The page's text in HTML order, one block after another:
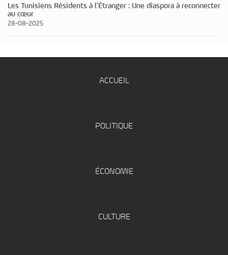
Les Tunisiens Résidents à l’Étranger : Une diaspora à reconnecter
au cœur
28-08-2025
ACCUEIL
POLITIQUE
ÉCONOMIE
CULTURE